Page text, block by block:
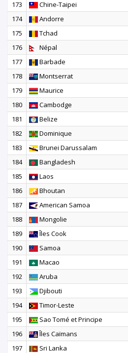
173 Chine-Taipei
174
Andorre
175
Tchad
176
Népal
177
Barbade
178
Montserrat
179
Maurice
180
Cambodge
181
Belize
182
Dominique
183
Brunei Darussalam
184
Bangladesh
185
Laos
186
Bhoutan
187
American Samoa
188
Mongolie
189
Îles Cook
190
Samoa
191
Macao
192
Aruba
193
Djibouti
194
Timor-Leste
195
Sao Tomé et Principe
196
Îles Caïmans
197
Sri Lanka